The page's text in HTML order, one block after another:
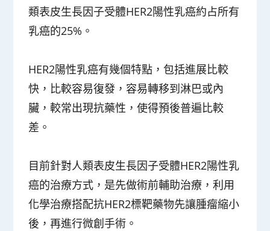
類表皮生長因子受體HER2陽性乳癌約占所有
乳癌的25%。
HER2陽性乳癌有幾個特點，包括進展比較
快，比較容易復發，容易轉移到淋巴或內
臟，較常出現抗藥性，使得預後普遍比較
差。
目前針對人類表皮生長因子受體HER2陽性乳
癌的治療方式，是先做術前輔助治療，利用
化學治療搭配抗HER2標靶藥物先讓腫瘤縮小
後，再進行微創手術。